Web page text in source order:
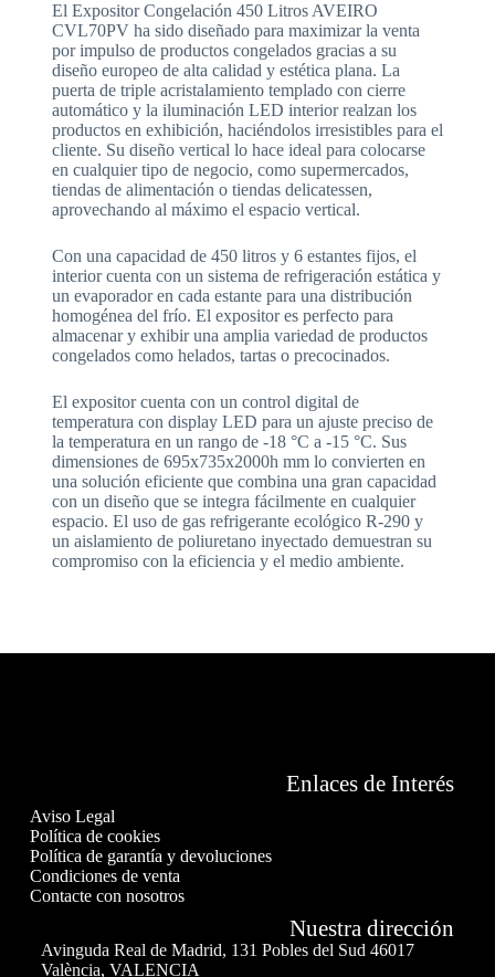
El Expositor Congelación 450 Litros AVEIRO
CVL70PV ha sido diseñado para maximizar la venta
por impulso de productos congelados gracias a su
diseño europeo de alta calidad y estética plana. La
puerta de triple acristalamiento templado con cierre
automático y la iluminación LED interior realzan los
productos en exhibición, haciéndolos irresistibles para el
cliente. Su diseño vertical lo hace ideal para colocarse
en cualquier tipo de negocio, como supermercados,
tiendas de alimentación o tiendas delicatessen,
aprovechando al máximo el espacio vertical.
Con una capacidad de 450 litros y 6 estantes fijos, el
interior cuenta con un sistema de refrigeración estática y
un evaporador en cada estante para una distribución
homogénea del frío. El expositor es perfecto para
almacenar y exhibir una amplia variedad de productos
congelados como helados, tartas o precocinados.
El expositor cuenta con un control digital de
temperatura con display LED para un ajuste preciso de
la temperatura en un rango de -18 °C a -15 °C. Sus
dimensiones de 695x735x2000h mm lo convierten en
una solución eficiente que combina una gran capacidad
con un diseño que se integra fácilmente en cualquier
espacio. El uso de gas refrigerante ecológico R-290 y
un aislamiento de poliuretano inyectado demuestran su
compromiso con la eficiencia y el medio ambiente.
Enlaces de Interés
Aviso Legal
Política de cookies
Política de garantía y devoluciones
Condiciones de venta
Contacte con nosotros
Nuestra dirección
Avinguda Real de Madrid, 131 Pobles del Sud 46017
València, VALENCIA